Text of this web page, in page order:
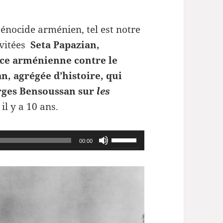
arménien, tel est notre
Seta Papazian,
arménienne contre le
agrégée d’histoire, qui
Bensoussan sur les
il y a 10 ans.
00:00
Utilisez
les
flèches
augmenter